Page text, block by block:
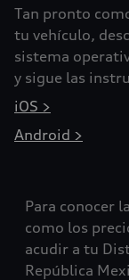
Tan pronto
tu vehículo,
sistema
y sigue las
iOS >
Android >
Para conocer
como los
acudir a tu
República